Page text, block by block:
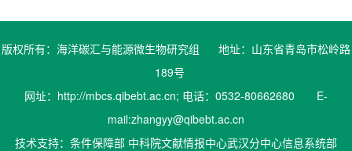
版权所有：海洋碳汇与能源微生物研究组 地址：山东省青岛市松岭路
189号
网址：http://mbcs.qibebt.ac.cn; 电话：0532-80662680 E-
mail:zhangyy@qibebt.ac.cn
技术支持：条件保障部 中科院文献情报中心武汉分中心信息系统部